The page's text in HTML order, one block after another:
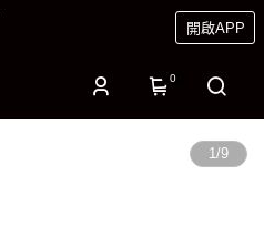
開啟APP
0
1/9